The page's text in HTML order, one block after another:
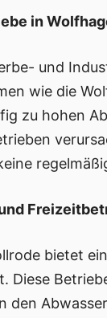
in
und
wie die
zu hohen
bietet
Diese
den